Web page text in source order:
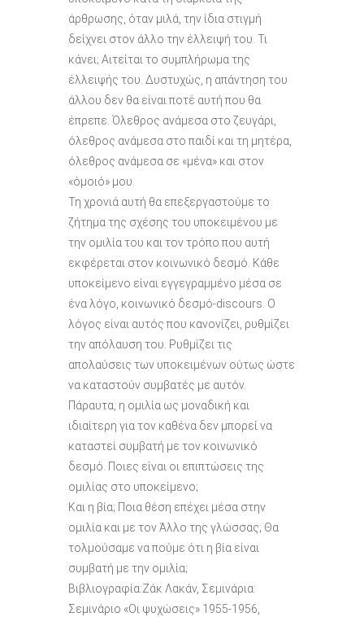
άρθρωσης, όταν μιλά, την ίδια στιγμή
δείχνει στον άλλο την έλλειψή του. Τι
κάνει; Αιτείται το συμπλήρωμα της
έλλειψής του. Δυστυχώς, η απάντηση του
άλλου δεν θα είναι ποτέ αυτή που θα
έπρεπε. Όλεθρος ανάμεσα στο ζευγάρι,
όλεθρος ανάμεσα στο παιδί και τη μητέρα,
όλεθρος ανάμεσα σε «μένα» και στον
«όμοιό» μου.
Τη χρονιά αυτή θα επεξεργαστούμε το
ζήτημα της σχέσης του υποκειμένου με
την ομιλία του και τον τρόπο που αυτή
εκφέρεται στον κοινωνικό δεσμό. Κάθε
υποκείμενο είναι εγγεγραμμένο μέσα σε
ένα λόγο, κοινωνικό δεσμό-discours. Ο
λόγος είναι αυτός που κανονίζει, ρυθμίζει
την απόλαυση του. Ρυθμίζει τις
απολαύσεις των υποκειμένων ούτως ώστε
να καταστούν συμβατές με αυτόν.
Πάραυτα, η ομιλία ως μοναδική και
ιδιαίτερη για τον καθένα δεν μπορεί να
καταστεί συμβατή με τον κοινωνικό
δεσμό. Ποιες είναι οι επιπτώσεις της
ομιλίας στο υποκείμενο;
Και η βία; Ποια θέση επέχει μέσα στην
ομιλία και με τον Άλλο της γλώσσας; Θα
τολμούσαμε να πούμε ότι η βία είναι
συμβατή με την ομιλία;
Βιβλιογραφία:Ζάκ Λακάν, Σεμινάρια:
Σεμινάριο «Οι ψυχώσεις» 1955-1956,